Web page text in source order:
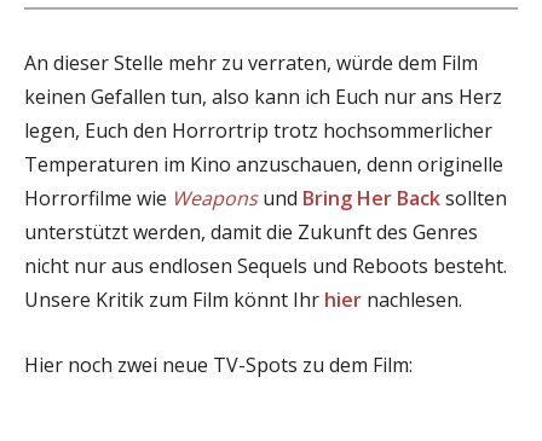
An dieser Stelle mehr zu verraten, würde dem Film
keinen Gefallen tun, also kann ich Euch nur ans Herz
legen, Euch den Horrortrip trotz hochsommerlicher
Temperaturen im Kino anzuschauen, denn originelle
Horrorfilme wie Weaponsund Bring Her Backsollten
unterstützt werden, damit die Zukunft des Genres
nicht nur aus endlosen Sequels und Reboots besteht.
Unsere Kritik zum Film könnt Ihr hier nachlesen.
Hier noch zwei neue TV-Spots zu dem Film: